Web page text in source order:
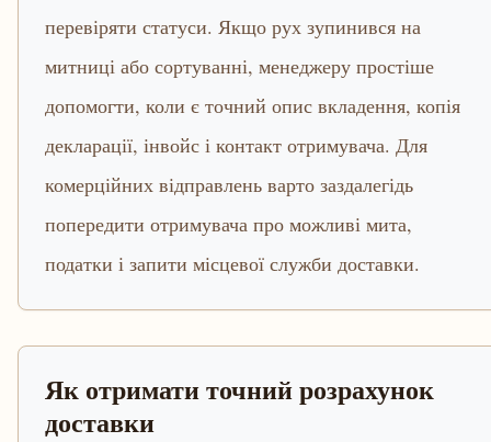
перевіряти статуси. Якщо рух зупинився на
митниці або сортуванні, менеджеру простіше
допомогти, коли є точний опис вкладення, копія
декларації, інвойс і контакт отримувача. Для
комерційних відправлень варто заздалегідь
попередити отримувача про можливі мита,
податки і запити місцевої служби доставки.
Як отримати точний розрахунок
доставки